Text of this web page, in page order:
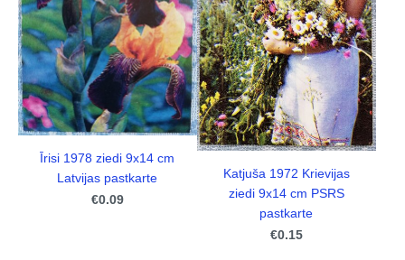
Īrisi 1978 ziedi 9x14 cm
Latvijas pastkarte
€0.09
Katjuša 1972 Krievijas
ziedi 9x14 cm PSRS
pastkarte
€0.15